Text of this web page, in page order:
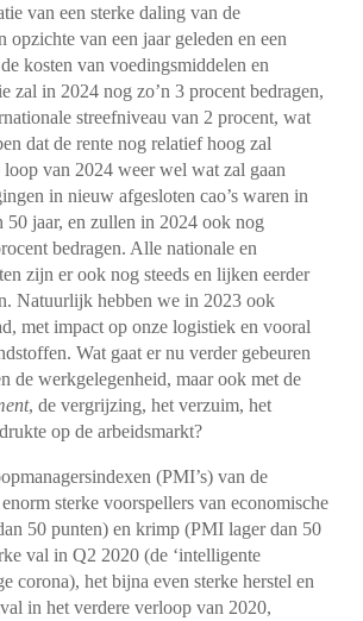
van een sterke daling van de
opzichte van een jaar geleden en een
kosten van voedingsmiddelen en
zal in 2024 nog zo’n 3 procent bedragen,
streefniveau van 2 procent, wat
dat de rente nog relatief hoog zal
van 2024 weer wel wat zal gaan
in nieuw afgesloten cao’s waren in
50 jaar, en zullen in 2024 ook nog
bedragen. Alle nationale en
zijn er ook nog steeds en lijken eerder
Natuurlijk hebben we in 2023 ook
met impact op onze logistiek en vooral
Wat gaat er nu verder gebeuren
de werkgelegenheid, maar ook met de
, de vergrijzing, het verzuim, het
op de arbeidsmarkt?
(PMI’s) van de
sterke voorspellers van economische
50 punten) en krimp (PMI lager dan 50
val in Q2 2020 (de ‘intelligente
corona), het bijna even sterke herstel en
in het verdere verloop van 2020,